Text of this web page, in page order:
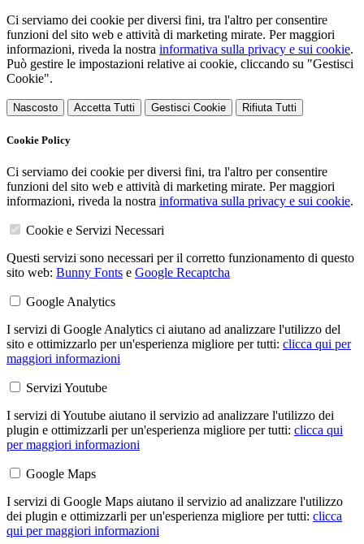
Ci serviamo dei cookie per diversi fini, tra l'altro per consentire
funzioni del sito web e attività di marketing mirate. Per maggiori
informazioni, riveda la nostra informativa sulla privacy e sui cookie.
Può gestire le impostazioni relative ai cookie, cliccando su "Gestisci
Cookie".
Nascosto Accetta Tutti Gestisci Cookie Rifiuta Tutti
Cookie Policy
Ci serviamo dei cookie per diversi fini, tra l'altro per consentire
funzioni del sito web e attività di marketing mirate. Per maggiori
informazioni, riveda la nostra informativa sulla privacy e sui cookie.
Cookie e Servizi Necessari
Questi servizi sono necessari per il corretto funzionamento di questo
sito web: Bunny Fonts e Google Recaptcha
Google Analytics
I servizi di Google Analytics ci aiutano ad analizzare l'utilizzo del
sito e ottimizzarlo per un'esperienza migliore per tutti: clicca qui per
maggiori informazioni
Servizi Youtube
I servizi di Youtube aiutano il servizio ad analizzare l'utilizzo dei
plugin e ottimizzarli per un'esperienza migliore per tutti: clicca qui
per maggiori informazioni
Google Maps
I servizi di Google Maps aiutano il servizio ad analizzare l'utilizzo
dei plugin e ottimizzarli per un'esperienza migliore per tutti: clicca
qui per maggiori informazioni